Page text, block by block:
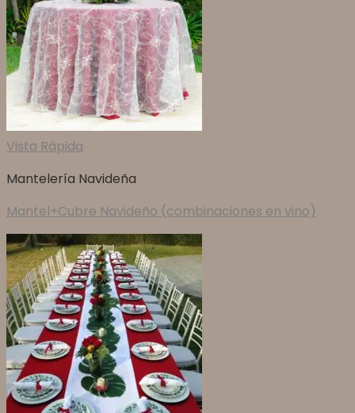
Vista Rápida
Mantelería Navideña
Mantel+Cubre Navideño (combinaciones en vino)